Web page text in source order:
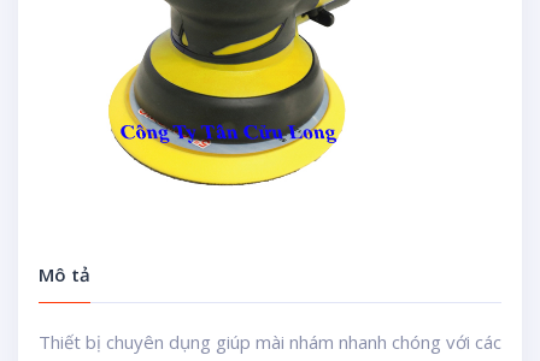
Mô tả
Thiết bị chuyên dụng giúp mài nhám nhanh chóng với các